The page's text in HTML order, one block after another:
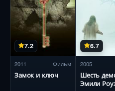
7.2
2011 Фильм
Замок и ключ
6.7
2005
Шесть
Эмили